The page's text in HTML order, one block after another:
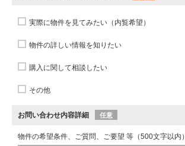
実際に物件を見てみたい（内覧希望）
物件の詳しい情報を知りたい
購入に関して相談したい
その他
お問い合わせ内容詳細 任意
物件の希望条件、ご質問、ご要望 等（500文字以内）